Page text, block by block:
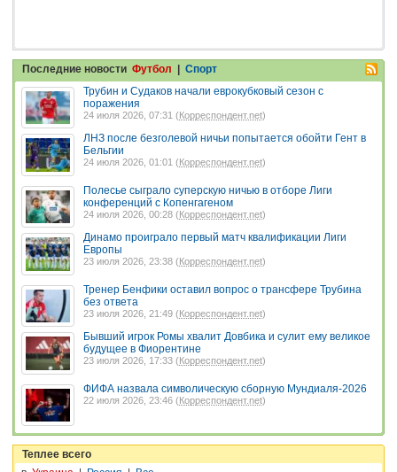
Последние новости Футбол | Спорт
Трубин и Судаков начали еврокубковый сезон с
поражения
24 июля 2026, 07:31 (Корреспондент.net)
ЛНЗ после безголевой ничьи попытается обойти Гент в
Бельгии
24 июля 2026, 01:01 (Корреспондент.net)
Полесье сыграло суперскую ничью в отборе Лиги
конференций с Копенгагеном
24 июля 2026, 00:28 (Корреспондент.net)
Динамо проиграло первый матч квалификации Лиги
Европы
23 июля 2026, 23:38 (Корреспондент.net)
Тренер Бенфики оставил вопрос о трансфере Трубина
без ответа
23 июля 2026, 21:49 (Корреспондент.net)
Бывший игрок Ромы хвалит Довбика и сулит ему великое
будущее в Фиорентине
23 июля 2026, 17:33 (Корреспондент.net)
ФИФА назвала символическую сборную Мундиаля-2026
22 июля 2026, 23:46 (Корреспондент.net)
Теплее всего